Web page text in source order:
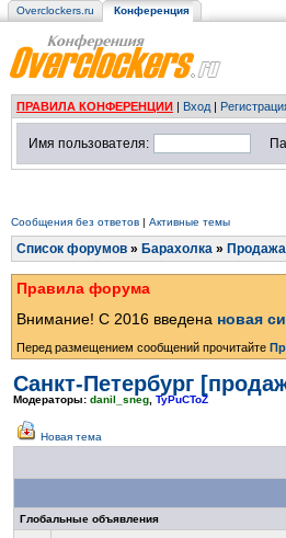
Overclockers.ru Конференция
ПРАВИЛА КОНФЕРЕНЦИИ | Вход |
Имя пользователя:
Сообщения без ответов | Активные темы
Список форумов » Барахолка » Продажа
Правила форума
Внимание! С 2016 введена новая
Перед размещением сообщений прочитайте
Санкт-Петербург
Модераторы: danil_sneg TyPuCToZ
Новая тема
Глобальные объявления